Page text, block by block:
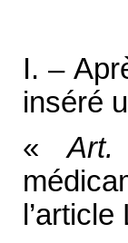
I. –
inséré
«